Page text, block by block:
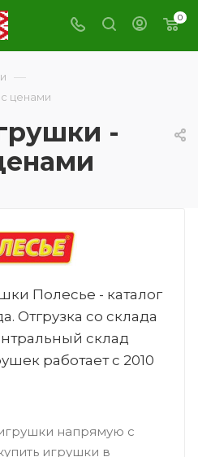
0
—
ценами
-
Полесье - каталог
Отгрузка со склада
склад
работает с 2010
напрямую с
игрушки в